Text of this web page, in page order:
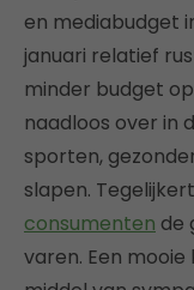
en mediabudget
januari relatief
minder budget
naadloos over in
sporten,
slapen.
consumenten de
varen. Een